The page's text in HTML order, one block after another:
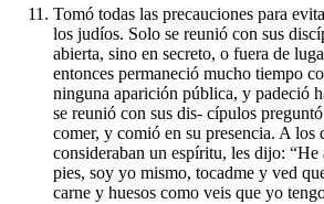
Tomó todas las precauciones para
los judíos. Solo se reunió con sus
abierta, sino en secreto, o fuera de
entonces permaneció mucho tiempo
ninguna aparición pública, y padeció
se reunió con sus dis- cípulos
comer, y comió en su presencia. A los
consideraban un espíritu, les dijo:
pies, soy yo mismo, tocadme y ved
carne y huesos como veis que yo